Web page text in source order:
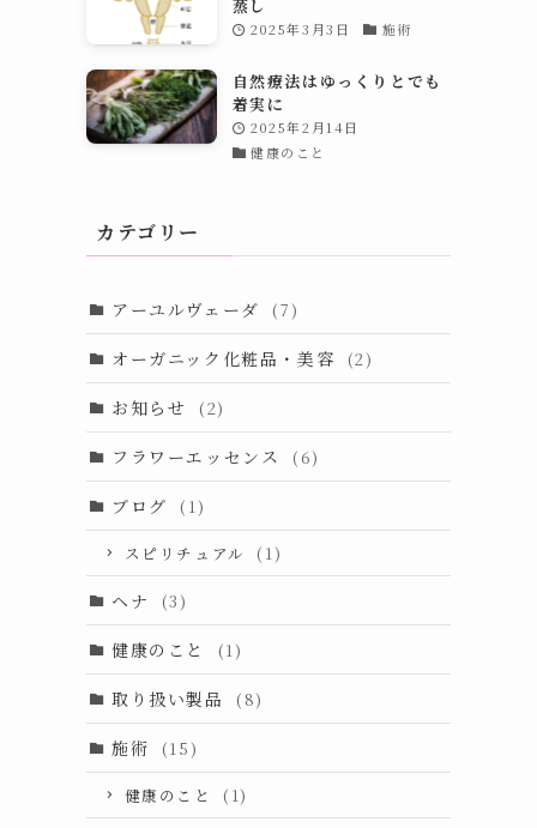
蒸し
2025年3月3日 施術
自然療法はゆっくりとでも
着実に
2025年2月14日
健康のこと
カテゴリー
アーユルヴェーダ (7)
オーガニック化粧品・美容 (2)
お知らせ (2)
フラワーエッセンス (6)
ブログ (1)
スピリチュアル (1)
ヘナ (3)
健康のこと (1)
取り扱い製品 (8)
施術 (15)
健康のこと (1)